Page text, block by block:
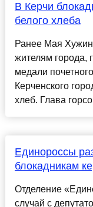
В Керчи
белого хлеба
Ранее Мая
жителям города,
медали
Керченского
хлеб. Глава
Единороссы
блокадникам
Отделение
случай с